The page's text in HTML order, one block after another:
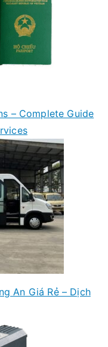
– Complete Guide
An Giá Rẻ – Dịch